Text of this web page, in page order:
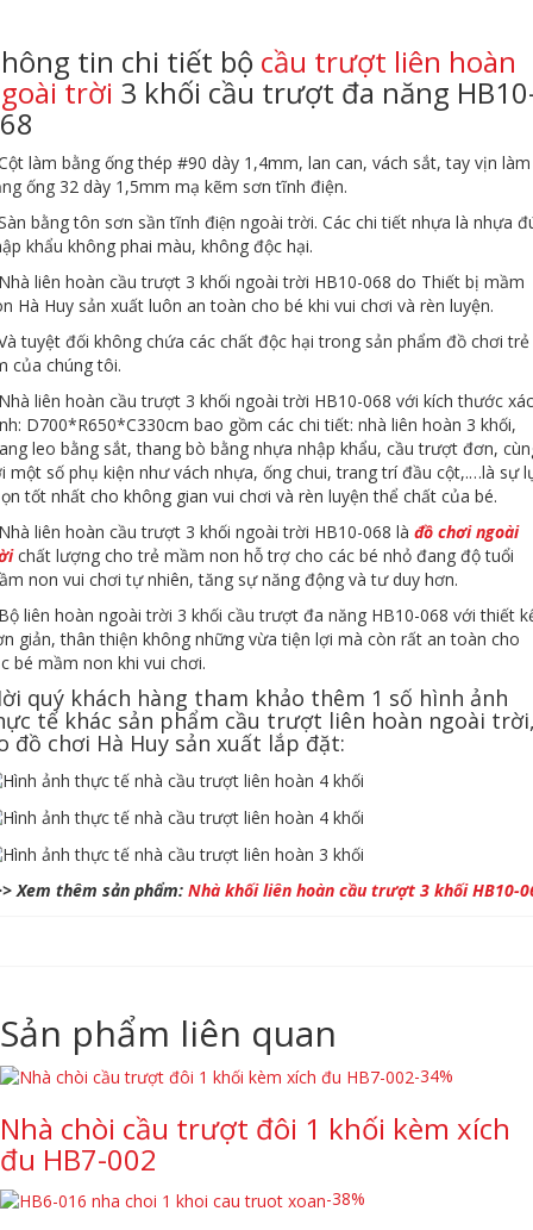
tin chi tiết bộ cầu trượt liên hoàn
trời 3 khối cầu trượt đa năng
làm bằng ống thép #90 dày 1,4mm, lan can, vách sắt, tay vịn làm
ống 32 dày 1,5mm mạ kẽm sơn tĩnh điện.
bằng tôn sơn sần tĩnh điện ngoài trời. Các chi tiết nhựa là nhựa
khẩu không phai màu, không độc hại.
liên hoàn cầu trượt 3 khối ngoài trời HB10-068 do Thiết bị mầm
Hà Huy sản xuất luôn an toàn cho bé khi vui chơi và rèn luyện.
tuyệt đối không chứa các chất độc hại trong sản phẩm đồ chơi trẻ
của chúng tôi.
liên hoàn cầu trượt 3 khối ngoài trời HB10-068 với kích thước xác
D700*R650*C330cm bao gồm các chi tiết: nhà liên hoàn 3 khối,
leo bằng sắt, thang bò bằng nhựa nhập khẩu, cầu trượt đơn,
một số phụ kiện như vách nhựa, ống chui, trang trí đầu cột,.…là sự
tốt nhất cho không gian vui chơi và rèn luyện thể chất của bé.
liên hoàn cầu trượt 3 khối ngoài trời HB10-068 là đồ chơi ngoài
chất lượng cho trẻ mầm non hỗ trợ cho các bé nhỏ đang độ tuổi
non vui chơi tự nhiên, tăng sự năng động và tư duy hơn.
liên hoàn ngoài trời 3 khối cầu trượt đa năng HB10-068 với thiết
giản, thân thiện không những vừa tiện lợi mà còn rất an toàn cho
bé mầm non khi vui chơi.
quý khách hàng tham khảo thêm 1 số hình ảnh
tế khác sản phẩm cầu trượt liên hoàn ngoài
đồ chơi Hà Huy sản xuất lắp đặt:
Xem thêm sản phẩm: Nhà khối liên hoàn cầu trượt 3 khối HB10-
Sản phẩm liên quan
-34%
Nhà chòi cầu trượt đôi 1 khối kèm xích
đu HB7-002
-38%